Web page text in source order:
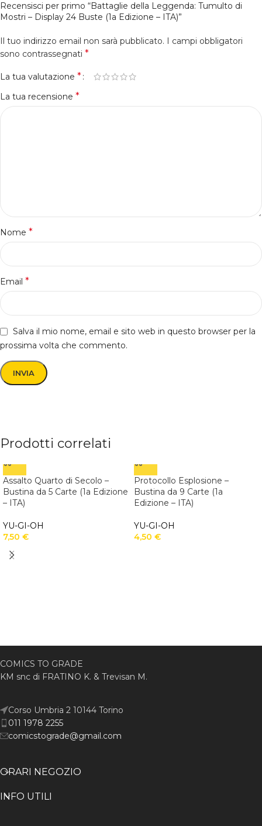
Recensisci per primo “Battaglie della Leggenda: Tumulto di
Mostri – Display 24 Buste (1a Edizione – ITA)”
Il tuo indirizzo email non sarà pubblicato. I campi obbligatori
sono contrassegnati *
La tua valutazione *
La tua recensione *
Nome *
Email *
Salva il mio nome, email e sito web in questo browser per la
prossima volta che commento.
Prodotti correlati
Assalto Quarto di Secolo –
Bustina da 5 Carte (1a Edizione
– ITA)
YU-GI-OH
7,50 €
Protocollo Esplosione –
Bustina da 9 Carte (1a
Edizione – ITA)
YU-GI-OH
4,50 €
COMICS TO GRADE
KM snc di FRATINO K. & Trevisan M.
Corso Umbria 2 10144 Torino
011 1978 2255
comicstograde@gmail.com
ORARI NEGOZIO
INFO UTILI